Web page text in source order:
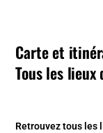
Carte et
Tous les lieux
Retrouvez tous les